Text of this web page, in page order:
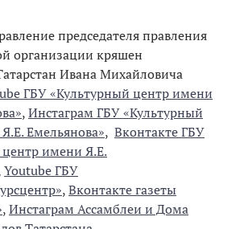
председателя правления
организации кряшен
Ивана Михайловича
ГБУ «Культурный центр имени
,Инстаграм ГБУ «Культурный
Емельянова», Вконтакте ГБУ
имени Я.Е.
Youtube ГБУ
,Вконтакте газеты
,Инстаграм Ассамблеи и Дома